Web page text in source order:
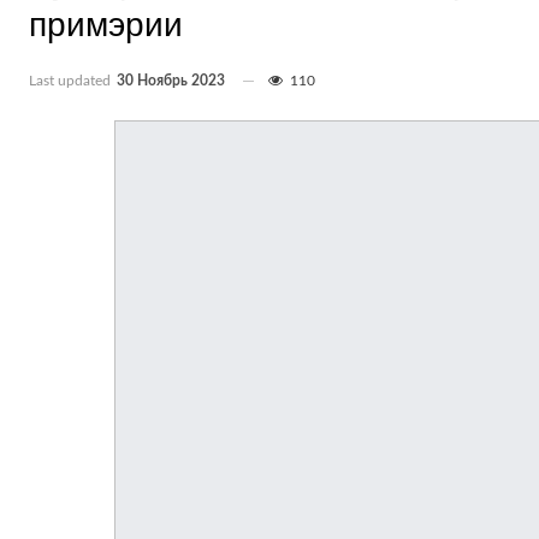
примэрии
Last updated 30 Ноябрь 2023 110